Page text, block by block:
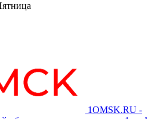
1OMSK.RU -